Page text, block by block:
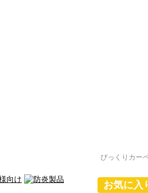
びっくりカー
お気に入